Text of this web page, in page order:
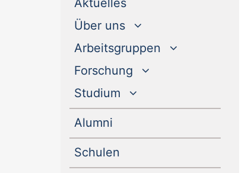
Aktuelles
Über uns
Arbeitsgruppen
Forschung
Studium
Alumni
Schulen